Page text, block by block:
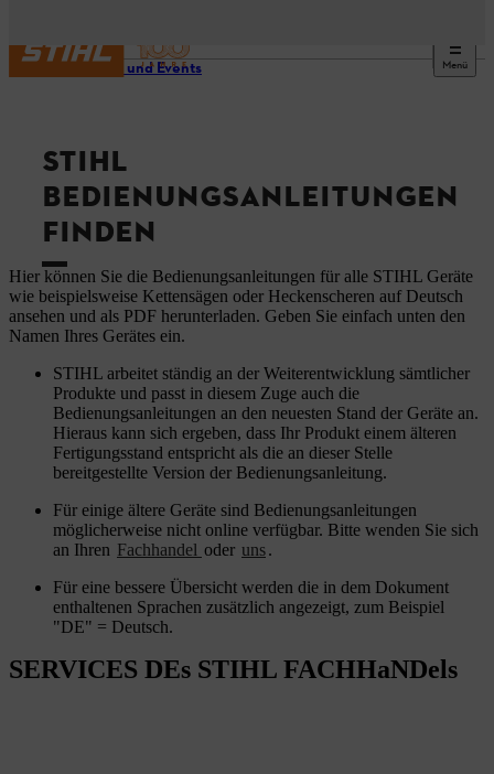
Menü
Service und Events
STIHL
BEDIENUNGSANLEITUNGEN
FINDEN
Hier können Sie die Bedienungsanleitungen für alle STIHL Geräte
wie beispielsweise Kettensägen oder Heckenscheren auf Deutsch
ansehen und als PDF herunterladen. Geben Sie einfach unten den
Namen Ihres Gerätes ein.
STIHL arbeitet ständig an der Weiterentwicklung sämtlicher
Produkte und passt in diesem Zuge auch die
Bedienungsanleitungen an den neuesten Stand der Geräte an.
Hieraus kann sich ergeben, dass Ihr Produkt einem älteren
Fertigungsstand entspricht als die an dieser Stelle
bereitgestellte Version der Bedienungsanleitung.
Für einige ältere Geräte sind Bedienungsanleitungen
möglicherweise nicht online verfügbar. Bitte wenden Sie sich
an Ihren Fachhandel oder uns.
Für eine bessere Übersicht werden die in dem Dokument
enthaltenen Sprachen zusätzlich angezeigt, zum Beispiel
"DE" = Deutsch.
SERVICES DEs STIHL FACHHaNDels